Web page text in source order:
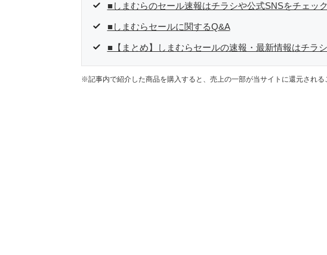
■しまむらのセール速報はチラシや公式SNSをチェック
■しまむらセールに関するQ&A
■【まとめ】しまむらセールの速報・最新情報はチラ
※記事内で紹介した商品を購入すると、売上の一部が当サイトに還元される